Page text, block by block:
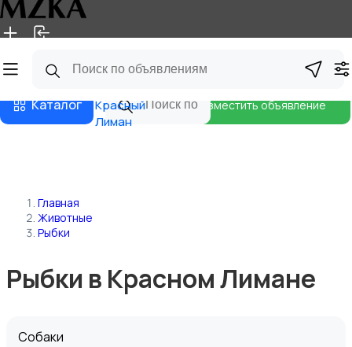
Главная Магазины
Каталог
Красный
Лиман
Разместить объявление
Главная
Животные
Рыбки
Рыбки в Красном Лимане
Собаки